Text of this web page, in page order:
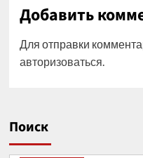
Добавить
Для отправки
авторизоваться.
Поиск